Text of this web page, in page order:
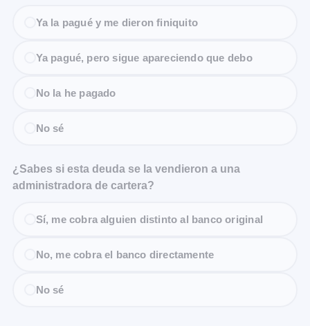
Ya la pagué y me dieron finiquito
Ya pagué, pero sigue apareciendo que debo
No la he pagado
No sé
¿Sabes si esta deuda se la vendieron a una
administradora de cartera?
Sí, me cobra alguien distinto al banco original
No, me cobra el banco directamente
No sé